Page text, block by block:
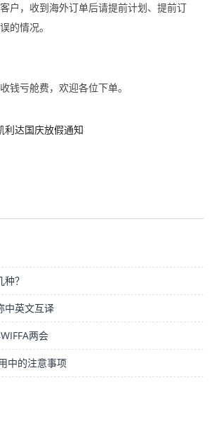
户，收到海外订单后请提前计划、提前订
的情况。
钱亏舱费，欢迎各位下单。
利达国庆放假通知
？
中英文互译
两会
中的注意事项